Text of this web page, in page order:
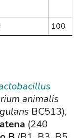
100
animalis
BC513),
(240